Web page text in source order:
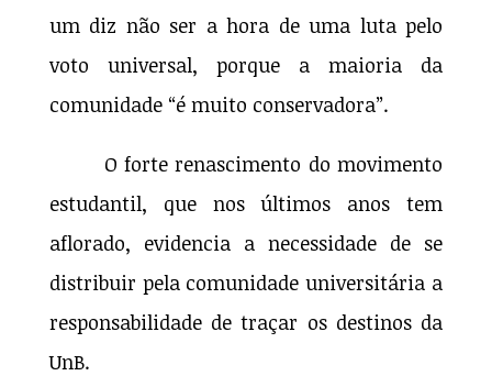
um diz não ser a hora de uma luta pelo
voto universal, porque a maioria da
comunidade “é muito conservadora”.
O forte renascimento do movimento
estudantil, que nos últimos anos tem
aflorado, evidencia a necessidade de se
distribuir pela comunidade universitária a
responsabilidade de traçar os destinos da
UnB.